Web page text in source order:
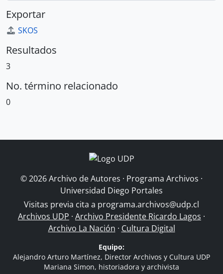
Exportar
SKOS
Resultados
3
No. término relacionado
0
© 2026 Archivo de Autores · Programa Archivos ·
Universidad Diego Portales
Visitas previa cita a programa.archivos@udp.cl
Archivos UDP · Archivo Presidente Ricardo Lagos ·
Archivo La Nación · Cultura Digital
Equipo:
Alejandro Arturo Martínez, Director Archivos y Cultura UDP
Mariana Simon, historiadora y archivista